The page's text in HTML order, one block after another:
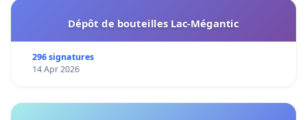
Dépôt de bouteilles Lac-Mégantic
296 signatures
14 Apr 2026